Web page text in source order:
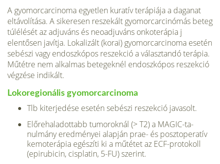
A gyomorcarcinoma egyetlen kuratív te­rápiája a daganat
eltávolítása. A sikeresen reszekált gyomorcarcinómás beteg
túlélését az adjuváns és neoadjuváns onkoterápia j
elentősen javítja. Lokalizált (korai) gyomorcarcinoma esetén
sebészi vagy endoszkópos reszekció a választandó terápia.
Mű­tétre nem alkalmas betegeknél endoszkópos reszekció
végzése indikált.
Lokoregionális gyomorcarcinoma
Tlb kiterjedése esetén sebészi reszekció javasolt.
Előrehaladottabb tumoroknál (> T2) a MAGIC-ta-
nulmány eredményei alapján prae- és posztoperatív
kemoterápia egészíti ki a műtétet az ECF-protokoll
(epirubicin, cisplatin, 5-FU) szerint.